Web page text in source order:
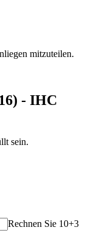
mitzuteilen.
- IHC
sein.
Rechnen Sie 10+3